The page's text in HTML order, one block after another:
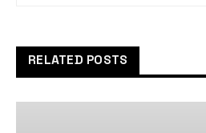
RELATED POSTS